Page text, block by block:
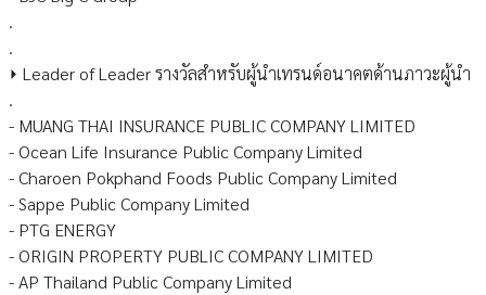
.
.
⏵ Leader of Leader รางวัลสำหรับผู้นำเทรนด์อนาคตด้านภาวะผู้นำ
.
- MUANG THAI INSURANCE PUBLIC COMPANY LIMITED
- Ocean Life Insurance Public Company Limited
- Charoen Pokphand Foods Public Company Limited
- Sappe Public Company Limited
- PTG ENERGY
- ORIGIN PROPERTY PUBLIC COMPANY LIMITED
- AP Thailand Public Company Limited